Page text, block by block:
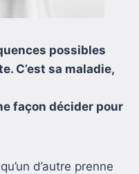
possibles
C’est sa maladie,
façon décider pour
d’autre prenne